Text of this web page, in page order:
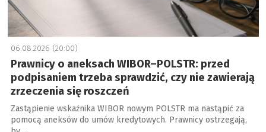
06.08.2026 (20:00)
Prawnicy o aneksach WIBOR–POLSTR: przed
podpisaniem trzeba sprawdzić, czy nie zawierają
zrzeczenia się roszczeń
Zastąpienie wskaźnika WIBOR nowym POLSTR ma nastąpić za
pomocą aneksów do umów kredytowych. Prawnicy ostrzegają,